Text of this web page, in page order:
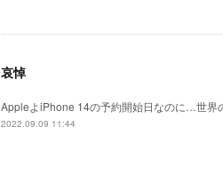
哀悼
AppleよiPhone 14の予約開始日なのに…世界
2022.09.09 11:44